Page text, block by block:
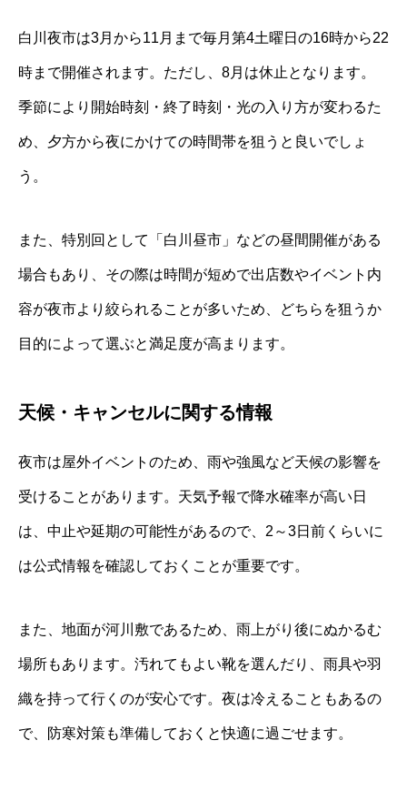
白川夜市は3月から11月まで毎月第4土曜日の16時から22
時まで開催されます。ただし、8月は休止となります。
季節により開始時刻・終了時刻・光の入り方が変わるた
め、夕方から夜にかけての時間帯を狙うと良いでしょ
う。
また、特別回として「白川昼市」などの昼間開催がある
場合もあり、その際は時間が短めで出店数やイベント内
容が夜市より絞られることが多いため、どちらを狙うか
目的によって選ぶと満足度が高まります。
天候・キャンセルに関する情報
夜市は屋外イベントのため、雨や強風など天候の影響を
受けることがあります。天気予報で降水確率が高い日
は、中止や延期の可能性があるので、2～3日前くらいに
は公式情報を確認しておくことが重要です。
また、地面が河川敷であるため、雨上がり後にぬかるむ
場所もあります。汚れてもよい靴を選んだり、雨具や羽
織を持って行くのが安心です。夜は冷えることもあるの
で、防寒対策も準備しておくと快適に過ごせます。